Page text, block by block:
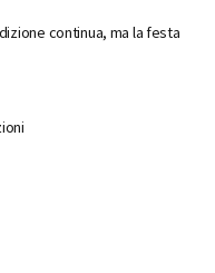
continua, ma la festa